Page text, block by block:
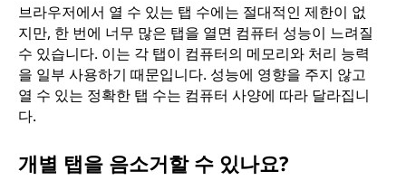
브라우저에서 열 수 있는 탭 수에는 절대적인 제한이 없
지만, 한 번에 너무 많은 탭을 열면 컴퓨터 성능이 느려질
수 있습니다. 이는 각 탭이 컴퓨터의 메모리와 처리 능력
을 일부 사용하기 때문입니다. 성능에 영향을 주지 않고
열 수 있는 정확한 탭 수는 컴퓨터 사양에 따라 달라집니
다.
개별 탭을 음소거할 수 있나요?